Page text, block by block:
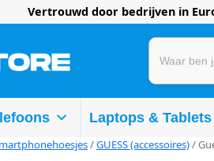
Vertrouwd door bedrijven in
Laptops & Tablets
/GUESS (accessoires)/